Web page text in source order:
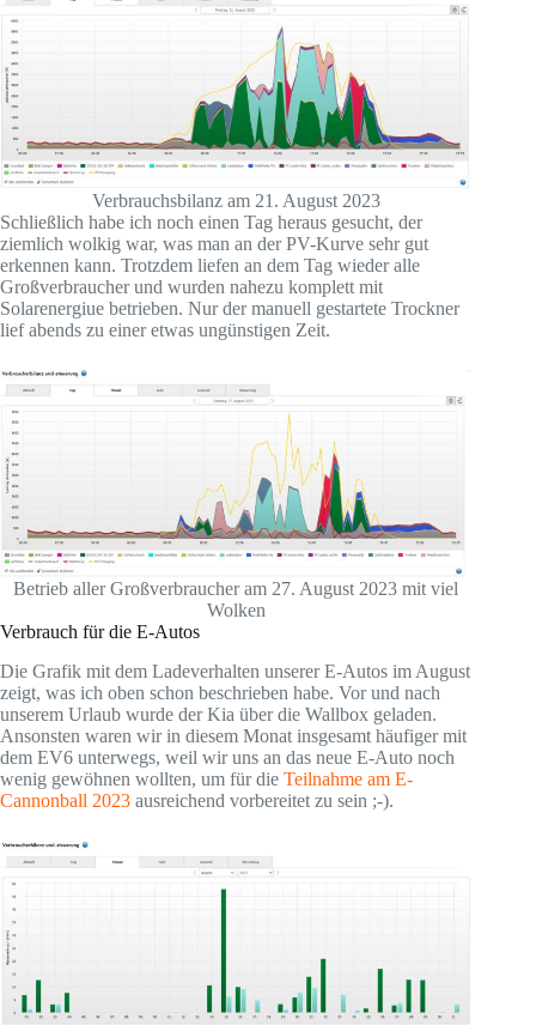
Verbrauchsbilanz am 21. August 2023
Schließlich habe ich noch einen Tag heraus gesucht, der
ziemlich wolkig war, was man an der PV-Kurve sehr gut
erkennen kann. Trotzdem liefen an dem Tag wieder alle
Großverbraucher und wurden nahezu komplett mit
Solarenergiue betrieben. Nur der manuell gestartete Trockner
lief abends zu einer etwas ungünstigen Zeit.
Betrieb aller Großverbraucher am 27. August 2023 mit viel
Wolken
Verbrauch für die E-Autos
Die Grafik mit dem Ladeverhalten unserer E-Autos im August
zeigt, was ich oben schon beschrieben habe. Vor und nach
unserem Urlaub wurde der Kia über die Wallbox geladen.
Ansonsten waren wir in diesem Monat insgesamt häufiger mit
dem EV6 unterwegs, weil wir uns an das neue E-Auto noch
wenig gewöhnen wollten, um für die Teilnahme am E-
Cannonball 2023 ausreichend vorbereitet zu sein ;-).